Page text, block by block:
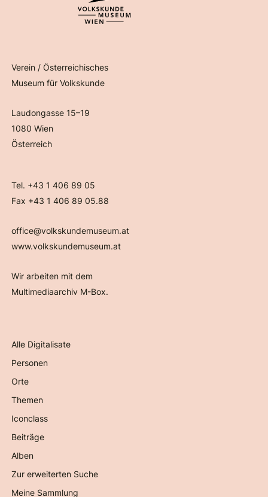
Verein / Österreichisches
Museum für Volkskunde
Laudongasse 15–19
1080 Wien
Österreich
Tel. +43 1 406 89 05
Fax +43 1 406 89 05.88
office@volkskundemuseum.at
www.volkskundemuseum.at
Wir arbeiten mit dem
Multimediaarchiv M-Box.
Alle Digitalisate
Personen
Orte
Themen
Iconclass
Beiträge
Alben
Zur erweiterten Suche
Meine Sammlung